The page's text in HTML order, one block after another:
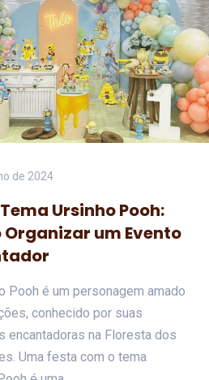
de 2024
Ursinho Pooh:
Organizar um Evento
Pooh é um personagem amado
conhecido por suas
encantadoras na Floresta dos
Uma festa com o tema